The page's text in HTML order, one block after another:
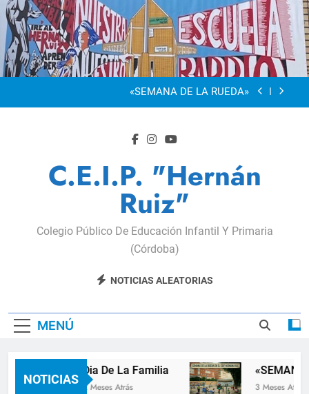
Saltar
al
contenido
“Visibles Sí”
Dia De La Familia
«SEMANA DE LA RUEDA»
Dia De La Familia
«SEMANA DE LA RUEDA»
Apadrinamiento Lector 2026
C.E.I.P. "Hernán
Ruiz"
Colegio Público De Educación Infantil Y Primaria
(Córdoba)
NOTICIAS ALEATORIAS
MENÚ
NOTICIAS
Dia De La Familia
2 Meses Atrás
«SEMANA
3 Meses Atrás